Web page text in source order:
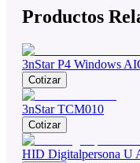
Productos
3nStar P4 Windows
Cotizar
3nStar TCM010
Cotizar
HID Digitalpersona U